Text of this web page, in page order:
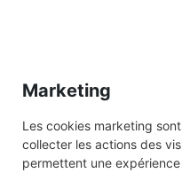
Marketing
Les cookies marketing
collecter les actions des
permettent une